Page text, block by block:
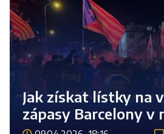
Jak získat lístky na
zápasy Barcelony v